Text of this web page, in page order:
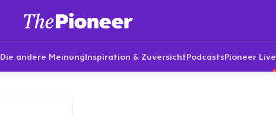
Die andere MeinungInspiration & ZuversichtPodcastsPioneer Live